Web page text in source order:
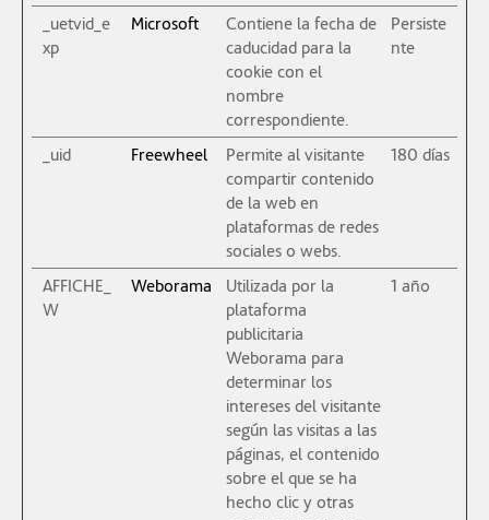
_uetvid_e
xp
Microsoft
Contiene la fecha de
caducidad para la
cookie con el
nombre
correspondiente.
Persiste
nte
_uid Freewheel
Permite al visitante
compartir contenido
de la web en
plataformas de redes
sociales o webs.
180 días
AFFICHE_
W
Weborama
Utilizada por la
plataforma
publicitaria
Weborama para
determinar los
intereses del visitante
según las visitas a las
páginas, el contenido
sobre el que se ha
hecho clic y otras
1 año